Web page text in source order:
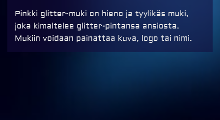
Pinkki glitter-muki on hieno ja tyylikäs muki,
joka kimaltelee glitter-pintansa ansiosta.
Mukiin voidaan painattaa kuva, logo tai nimi.